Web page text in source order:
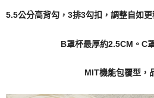
5.5公分高背勾，3排3勾扣，調整自如
B罩杯最厚約2.5CM。C
MIT機能包覆型，